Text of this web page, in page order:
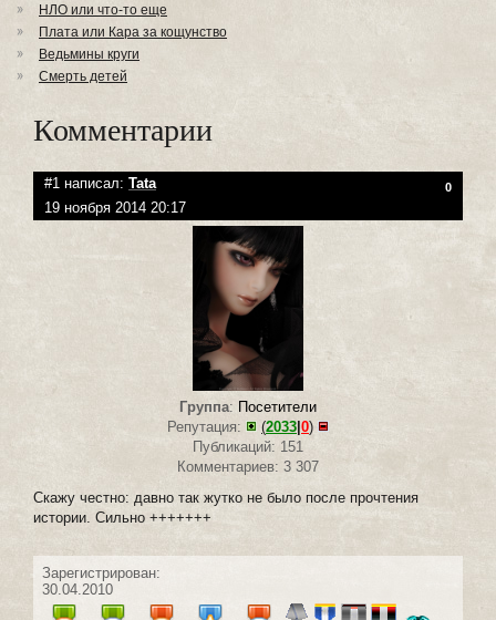
НЛО или что-то еще
Плата или Кара за кощунство
Ведьмины круги
Смерть детей
Комментарии
#1 написал: Tata 0
19 ноября 2014 20:17
Группа: Посетители
Репутация:
(2033 0)
Публикаций: 151
Комментариев: 3 307
Скажу честно: давно так жутко не было после прочтения
истории. Сильно +++++++
Зарегистрирован:
30.04.2010